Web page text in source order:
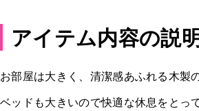
アイテム内容の説
お部屋は大きく、清潔感あふれる木製
ベッドも大きいので快適な休息をとっ